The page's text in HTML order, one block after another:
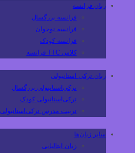
زبان فرانسه
فرانسه بزرگسال
فرانسه نوجوان
فرانسه کودک
کلاس TTC فرانسه
زبان ترکی استانبولی
ترکی‌استانبولی بزرگسال
ترکی‌استانبولی کودک
تربیت مدرس ترکی‌استانبولی
سایر زبان‌ها
زبان ایتالیایی